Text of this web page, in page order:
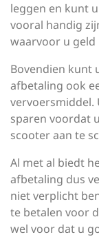
leggen en kunt
vooral handig
waarvoor u
Bovendien kunt
afbetaling ook
vervoersmiddel.
sparen voordat
scooter aan te
Al met al biedt
afbetaling dus
niet verplicht
te betalen voor
wel voor dat u